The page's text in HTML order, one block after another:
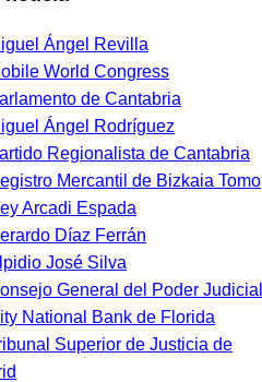
Ángel Revilla
World Congress
de Cantabria
Ángel Rodríguez
Regionalista de Cantabria
Mercantil de Bizkaia Tomo
Arcadi Espada
Díaz Ferrán
José Silva
General del Poder Judicial
National Bank de Florida
Superior de Justicia de